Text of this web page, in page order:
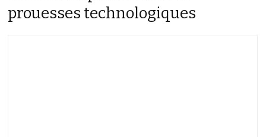
prouesses technologiques